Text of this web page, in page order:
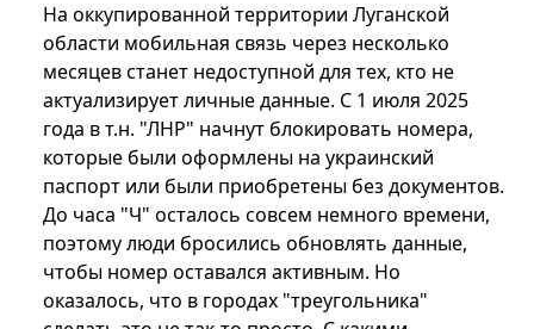
На оккупированной территории Луганской
области мобильная связь через несколько
месяцев станет недоступной для тех, кто не
актуализирует личные данные. С 1 июля 2025
года в т.н. "ЛНР" начнут блокировать номера,
которые были оформлены на украинский
паспорт или были приобретены без документов.
До часа "Ч" осталось совсем немного времени,
поэтому люди бросились обновлять данные,
чтобы номер оставался активным. Но
оказалось, что в городах "треугольника"